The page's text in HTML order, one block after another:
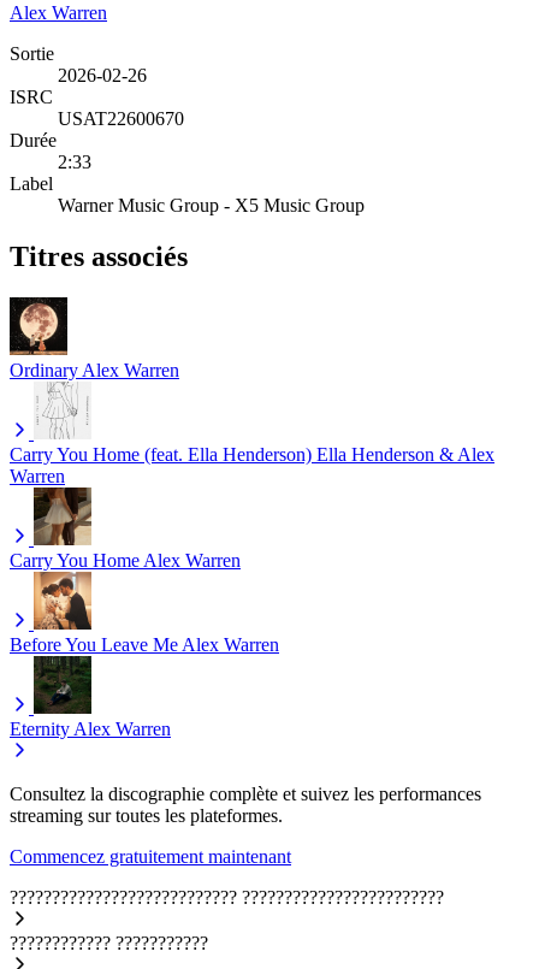
Alex Warren
Sortie
2026-02-26
ISRC
USAT22600670
Durée
2:33
Label
Warner Music Group - X5 Music Group
Titres associés
Ordinary Alex Warren
Carry You Home (feat. Ella Henderson) Ella Henderson & Alex
Warren
Carry You Home Alex Warren
Before You Leave Me Alex Warren
Eternity Alex Warren
Consultez la discographie complète et suivez les performances
streaming sur toutes les plateformes.
Commencez gratuitement maintenant
??????????????????????????? ????????????????????????
???????????? ???????????